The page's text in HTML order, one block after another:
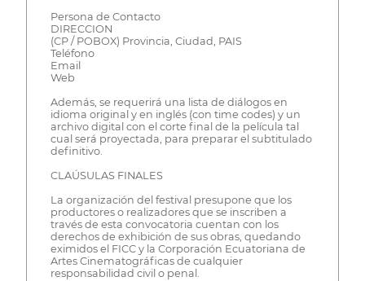
Persona de Contacto
DIRECCION
(CP / POBOX) Provincia, Ciudad, PAIS
Teléfono
Email
Web
Además, se requerirá una lista de diálogos en
idioma original y en inglés (con time codes) y un
archivo digital con el corte final de la película tal
cual será proyectada, para preparar el subtitulado
definitivo.
CLAÚSULAS FINALES
La organización del festival presupone que los
productores o realizadores que se inscriben a
través de esta convocatoria cuentan con los
derechos de exhibición de sus obras, quedando
eximidos el FICC y la Corporación Ecuatoriana de
Artes Cinematográficas de cualquier
responsabilidad civil o penal.